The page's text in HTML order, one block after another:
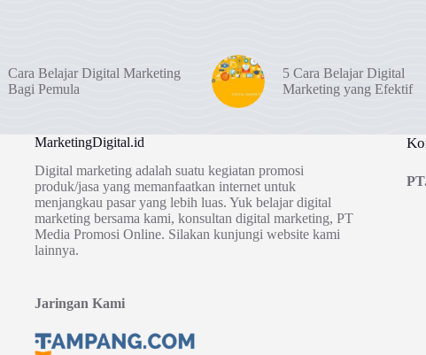
Cara Belajar Digital Marketing
Bagi Pemula
5 Cara Belajar Digital
Marketing yang Efektif
MarketingDigital.id
Digital marketing adalah suatu kegiatan promosi
produk/jasa yang memanfaatkan internet untuk
menjangkau pasar yang lebih luas. Yuk belajar digital
marketing bersama kami, konsultan digital marketing, PT
Media Promosi Online. Silakan kunjungi website kami
lainnya.
Jaringan Kami